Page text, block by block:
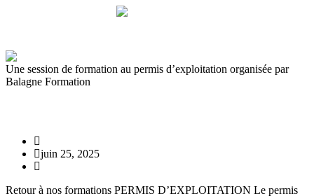
Une session de formation au permis d’exploitation organisée par
Balagne Formation
juin 25, 2025
Retour à nos formations PERMIS D’EXPLOITATION Le permis